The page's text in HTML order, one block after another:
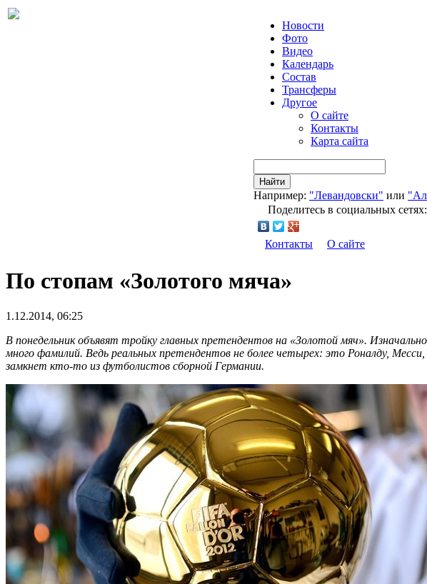
Новости
Фото
Видео
Календарь
Состав
Трансферы
Другое
О сайте
Контакты
Карта сайта
Найти
Например: "Левандовски" или
Поделитесь в социальных сетях:
Контакты О сайте
По стопам «Золотого мяча»
1.12.2014, 06:25
В понедельник объявят тройку главных претендентов на «Золотой мяч».
много фамилий. Ведь реальных претендентов не более четырех: это Роналду,
замкнет кто-то из футболистов сборной Германии.